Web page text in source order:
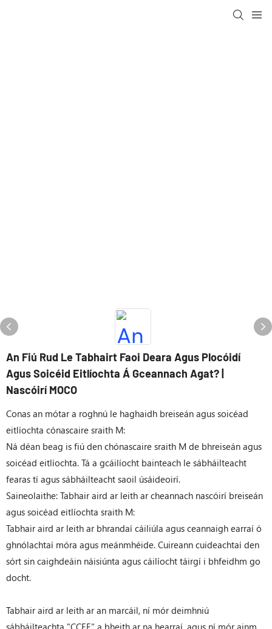
An Fiú Rud Le Tabhairt Faoi Deara Agus Plocóidí
Agus Soicéid Eitlíochta Á Gceannach Agat? |
Nascóirí MOCO
Conas an mótar a roghnú le haghaidh breiseán agus soicéad
eitlíochta cónascaire sraith M:
Ná déan beag is fiú den chónascaire sraith M de bhreiseán agus
soicéad eitlíochta. Tá a gcáilíocht bainteach le sábháilteacht
fearas tí agus sábháilteacht saoil úsáideoirí.
Saineolaithe: Tabhair aird ar leith ar cheannach nascóirí breiseán
agus soicéad eitlíochta sraith M:
Tabhair aird ar leith ar bhrandaí cáiliúla agus ceannaigh earraí ó
ghnólachtaí móra agus meánmhéide. Cuireann cuideachtaí den
sórt sin caighdeáin náisiúnta agus cáilíocht táirgí i bhfeidhm go
docht.
Tabhair aird ar leith ar an marcáil, ní mór deimhniú
sábháilteachta "CCEE" a bheith ar na hearraí, agus ní mór ainm